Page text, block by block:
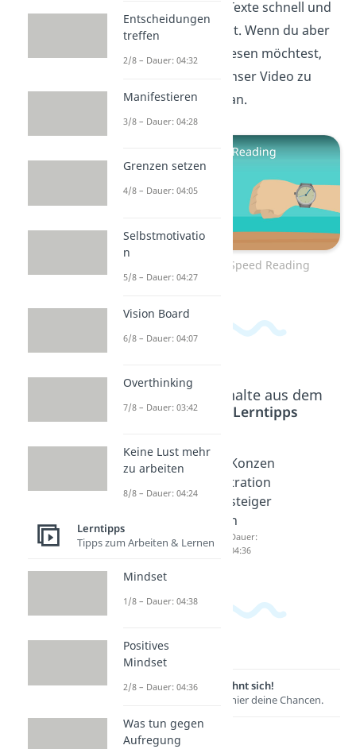
Lesestrategien Texte schnell und
gründlich erfasst. Wenn du aber
noch schneller lesen möchtest,
unser Video zu
Speed Reading
an.
Zum Video: Speed Reading
Beliebte Inhalte aus dem
Bereich Lerntipps
Prüfun
ereitun
Dauer:
04:38
Lernen
Dauer:
Konzen
tration
steiger
n
Dauer:
04:36
Lernen lohnt sich!
Entdecke hier deine Chancen.
Entscheidungen
treffen
2/8 – Dauer: 04:32
Manifestieren
3/8 – Dauer: 04:28
Grenzen setzen
4/8 – Dauer: 04:05
Selbstmotivatio
n
5/8 – Dauer: 04:27
Vision Board
6/8 – Dauer: 04:07
Overthinking
7/8 – Dauer: 03:42
Keine Lust mehr
zu arbeiten
8/8 – Dauer: 04:24
Lerntipps
Tipps zum Arbeiten & Lernen
Mindset
1/8 – Dauer: 04:38
Positives
Mindset
2/8 – Dauer: 04:36
Was tun gegen
Aufregung